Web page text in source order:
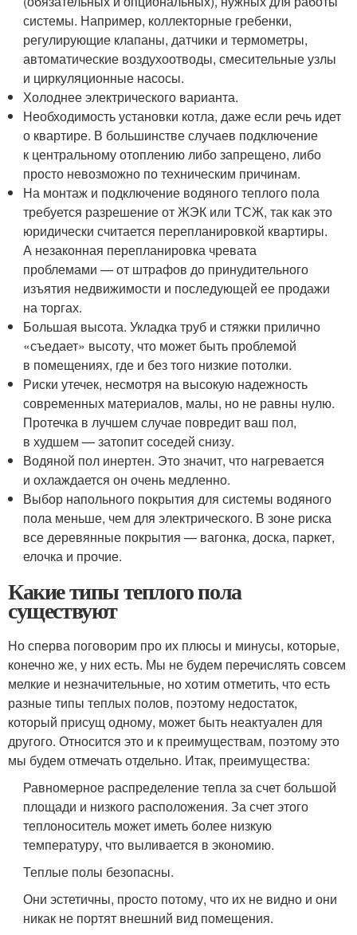
системы. Например, коллекторные гребенки,
регулирующие клапаны, датчики и термометры,
автоматические воздухоотводы, смесительные узлы
и циркуляционные насосы.
Холоднее электрического варианта.
Необходимость установки котла, даже если речь идет
о квартире. В большинстве случаев подключение
к центральному отоплению либо запрещено, либо
просто невозможно по техническим причинам.
На монтаж и подключение водяного теплого пола
требуется разрешение от ЖЭК или ТСЖ, так как это
юридически считается перепланировкой квартиры.
А незаконная перепланировка чревата
проблемами — от штрафов до принудительного
изъятия недвижимости и последующей ее продажи
на торгах.
Большая высота. Укладка труб и стяжки прилично
«съедает» высоту, что может быть проблемой
в помещениях, где и без того низкие потолки.
Риски утечек, несмотря на высокую надежность
современных материалов, малы, но не равны нулю.
Протечка в лучшем случае повредит ваш пол,
в худшем — затопит соседей снизу.
Водяной пол инертен. Это значит, что нагревается
и охлаждается он очень медленно.
Выбор напольного покрытия для системы водяного
пола меньше, чем для электрического. В зоне риска
все деревянные покрытия — вагонка, доска, паркет,
елочка и прочие.
Какие типы теплого пола
существуют
Но сперва поговорим про их плюсы и минусы, которые,
конечно же, у них есть. Мы не будем перечислять совсем
мелкие и незначительные, но хотим отметить, что есть
разные типы теплых полов, поэтому недостаток,
который присущ одному, может быть неактуален для
другого. Относится это и к преимуществам, поэтому это
мы будем отмечать отдельно. Итак, преимущества:
Равномерное распределение тепла за счет большой
площади и низкого расположения. За счет этого
теплоноситель может иметь более низкую
температуру, что выливается в экономию.
Теплые полы безопасны.
Они эстетичны, просто потому, что их не видно и они
никак не портят внешний вид помещения.